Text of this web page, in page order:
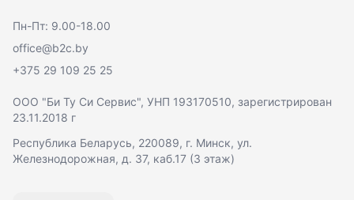
Пн-Пт: 9.00-18.00
office@b2c.by
+375 29 109 25 25
ООО "Би Ту Си Сервис", УНП 193170510, зарегистрирован
23.11.2018 г
Республика Беларусь, 220089, г. Минск, ул.
Железнодорожная, д. 37, каб.17 (3 этаж)